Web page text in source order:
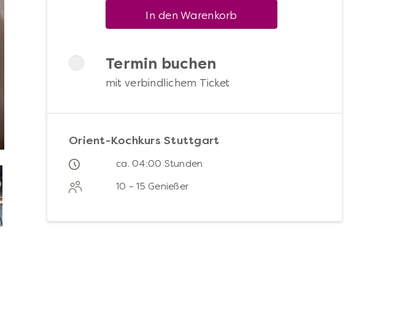
In den Warenkorb
Termin buchen
mit verbindlichem Ticket
Orient-Kochkurs Stuttgart
ca. 04:00 Stunden
10 – 15 Genießer